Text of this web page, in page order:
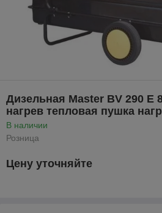
Дизельная Master BV 290 E
нагрев тепловая пушка
В наличии
Розница
Цену уточняйте